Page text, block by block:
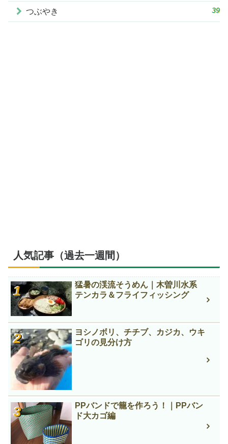
つぶやき 39
人気記事（過去一週間）
猛暑の渓流そうめん｜木曽川水系
テンカラ＆フライフィッシング
ヨシノボリ、チチブ、カジカ、ウキ
ゴリの見分け方
PPバンドで籠を作ろう！｜PPバン
ド大カゴ編